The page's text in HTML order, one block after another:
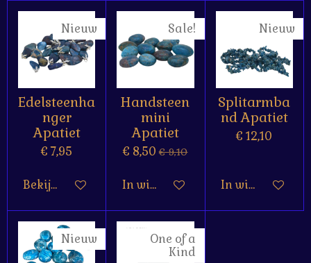
Nieuw
Edelsteenha
nger
Apatiet
€ 7,95
Bekijk details
Sale!
Handsteen
mini
Apatiet
€ 8,50 € 9,10
In winkelwagen
Nieuw
Splitarmba
nd Apatiet
€ 12,10
In winkelwagen
Nieuw
One of a
Kind